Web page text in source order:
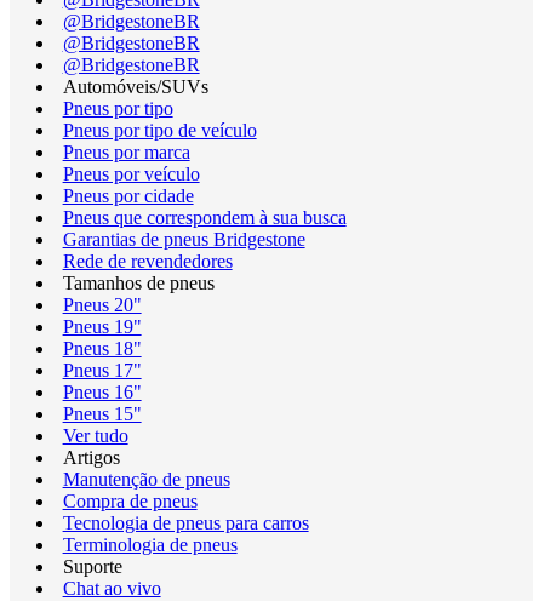
@BridgestoneBR
@BridgestoneBR
@BridgestoneBR
Automóveis/SUVs
Pneus por tipo
Pneus por tipo de veículo
Pneus por marca
Pneus por veículo
Pneus por cidade
Pneus que correspondem à sua busca
Garantias de pneus Bridgestone
Rede de revendedores
Tamanhos de pneus
Pneus 20"
Pneus 19"
Pneus 18"
Pneus 17"
Pneus 16"
Pneus 15"
Ver tudo
Artigos
Manutenção de pneus
Compra de pneus
Tecnologia de pneus para carros
Terminologia de pneus
Suporte
Chat ao vivo